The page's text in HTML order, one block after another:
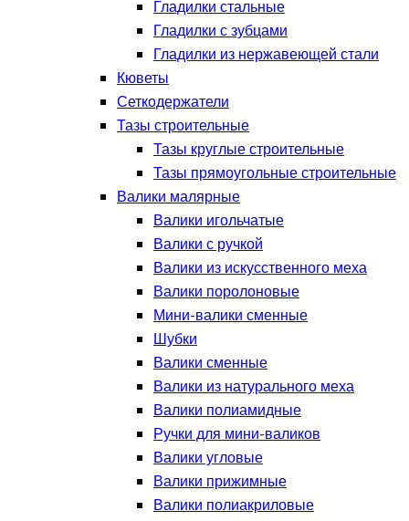
Гладилки стальные
Гладилки с зубцами
Гладилки из нержавеющей стали
Кюветы
Сеткодержатели
Тазы строительные
Тазы круглые строительные
Тазы прямоугольные строительные
Валики малярные
Валики игольчатые
Валики с ручкой
Валики из искусственного меха
Валики поролоновые
Мини-валики сменные
Шубки
Валики сменные
Валики из натурального меха
Валики полиамидные
Ручки для мини-валиков
Валики угловые
Валики прижимные
Валики полиакриловые